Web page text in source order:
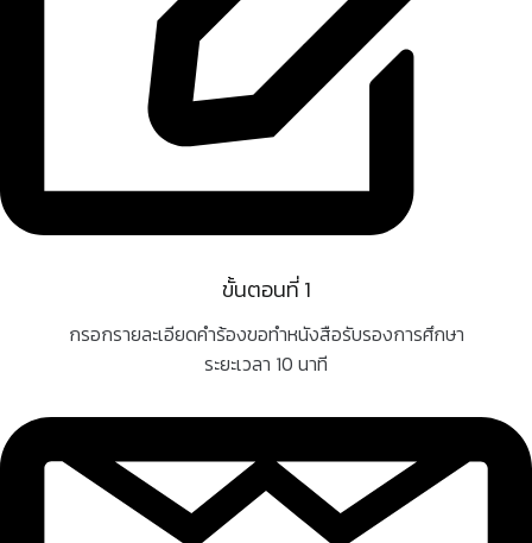
ขั้นตอนที่ 1
กรอกรายละเอียดคำร้องขอทำหนังสือรับรองการศึกษา
ระยะเวลา 10 นาที